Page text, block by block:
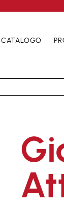
CATALOGO